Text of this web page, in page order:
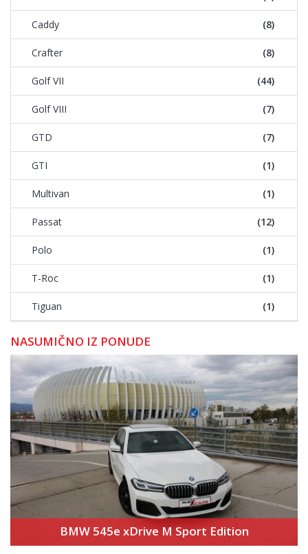
Caddy (8)
Crafter (8)
Golf VII (44)
Golf VIII (7)
GTD (7)
GTI (1)
Multivan (1)
Passat (12)
Polo (1)
T-Roc (1)
Tiguan (1)
NASUMIČNO IZ PONUDE
BMW 545e xDrive M Sport Edition